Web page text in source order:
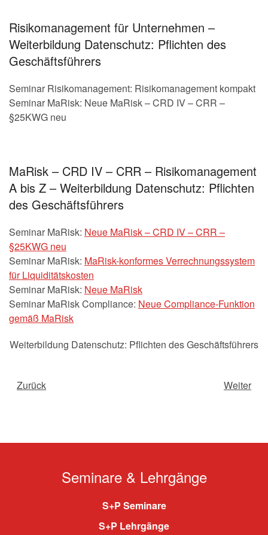
Risikomanagement für Unternehmen –
Weiterbildung Datenschutz: Pflichten des
Geschäftsführers
Seminar Risikomanagement: Risikomanagement kompakt
Seminar MaRisk: Neue MaRisk – CRD IV – CRR –
§25KWG neu
MaRisk – CRD IV – CRR – Risikomanagement
A bis Z – Weiterbildung Datenschutz: Pflichten
des Geschäftsführers
Seminar MaRisk: Neue MaRisk – CRD IV – CRR –
§25KWG neu
Seminar MaRisk: MaRisk-konformes Verrechnungssystem
für Liquiditätskosten
Seminar MaRisk: Neue MaRisk
Seminar MaRisk Compliance: Neue Compliance-Funktion
gemäß MaRisk
Weiterbildung Datenschutz: Pflichten des Geschäftsführers
Zurück Weiter
Seminare & Lehrgänge
S+P Seminare
S+P Lehrgänge